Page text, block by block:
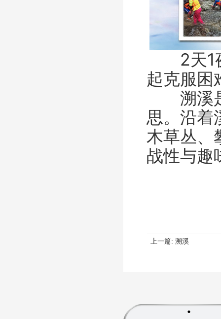
2天1夜
起克服困
溯溪是
思。沿着
木草丛、
战性与趣
上一篇:溯溪